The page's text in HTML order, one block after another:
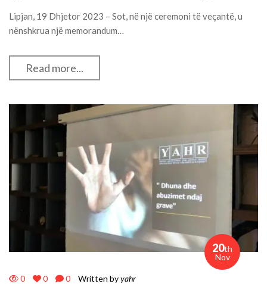
Lipjan, 19 Dhjetor 2023 – Sot, në një ceremoni të veçantë, u
nënshkrua një memorandum…
Read more...
20th
Nov
0 0 0 Written byyahr